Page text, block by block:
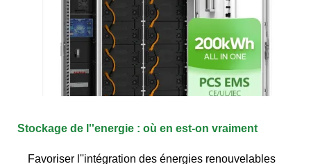
Stockage de l''energie : où en est-on vraiment
Favoriser l''intégration des énergies renouvelables